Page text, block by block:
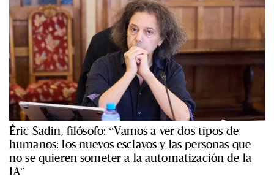
Èric Sadin, filósofo: “Vamos a ver dos tipos de
humanos: los nuevos esclavos y las personas que
no se quieren someter a la automatización de la
IA”